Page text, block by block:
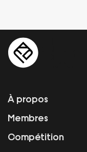
À propos
Membres
Compétition